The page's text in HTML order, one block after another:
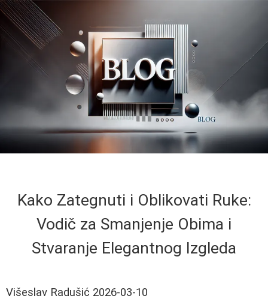
Kako Zategnuti i Oblikovati Ruke:
Vodič za Smanjenje Obima i
Stvaranje Elegantnog Izgleda
Višeslav Radušić 2026-03-10